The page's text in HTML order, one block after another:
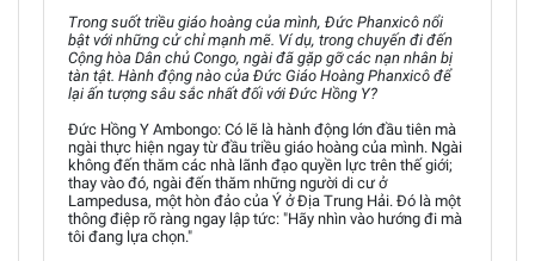
Trong suốt triều giáo hoàng của mình, Đức Phanxicô nổi
bật với những cử chỉ mạnh mẽ. Ví dụ, trong chuyến đi đến
Cộng hòa Dân chủ Congo, ngài đã gặp gỡ các nạn nhân bị
tàn tật. Hành động nào của Đức Giáo Hoàng Phanxicô để
lại ấn tượng sâu sắc nhất đối với Đức Hồng Y?
Đức Hồng Y Ambongo: Có lẽ là hành động lớn đầu tiên mà
ngài thực hiện ngay từ đầu triều giáo hoàng của mình. Ngài
không đến thăm các nhà lãnh đạo quyền lực trên thế giới;
thay vào đó, ngài đến thăm những người di cư ở
Lampedusa, một hòn đảo của Ý ở Địa Trung Hải. Đó là một
thông điệp rõ ràng ngay lập tức: "Hãy nhìn vào hướng đi mà
tôi đang lựa chọn."